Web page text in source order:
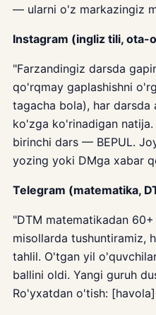
— ularni o'z markazingiz
Instagram (ingliz tili, ota-
"Farzandingiz darsda
qo'rqmay gaplashishni
tagacha bola), har darsda
ko'zga ko'rinadigan
birinchi dars — BEPUL.
yozing yoki DMga xabar
Telegram (matematika,
"DTM matematikadan
misollarda tushuntiramiz,
tahlil. O'tgan yil
ballini oldi. Yangi guruh
Ro'yxatdan o'tish: